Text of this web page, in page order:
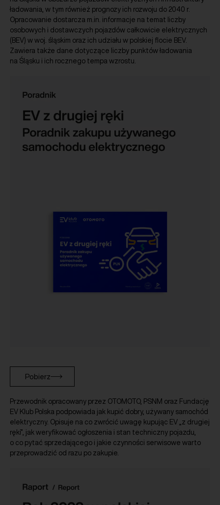
ładowania, w tym również prognozy ich rozwoju do 2040 r.
Opracowanie dostarcza m.in. informacje na temat liczby
osobowych i dostawczych pojazdów całkowicie elektrycznych
(BEV) w woj. śląskim oraz ich udziału w polskiej flocie BEV.
Zawiera także dane dotyczące liczby punktów ładowania
na Śląsku i ich rocznego tempa wzrostu.
Pobierz
Przewodnik opracowany przez OTOMOTO, PSNM oraz Fundację
EV Klub Polska podpowiada jak kupić dobry, używany samochód
elektryczny. Opisuje na co zwrócić uwagę kupując EV „z drugiej
ręki”, jak weryfikować ogłoszenia i stan techniczny pojazdu,
o co pytać sprzedającego i jakie czynności serwisowe warto
przeprowadzić od razu po zakupie.